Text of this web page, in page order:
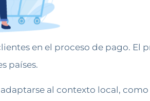
en el proceso de pago. El
países.
al contexto local,